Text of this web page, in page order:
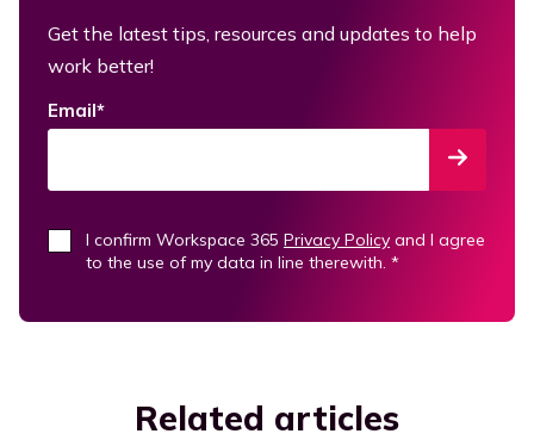
Get the latest tips, resources and updates to help
work better!
Email*
I confirm Workspace 365 Privacy Policy and I agree
to the use of my data in line therewith. *
Related articles